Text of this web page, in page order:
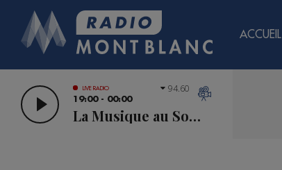
ACCUEIL
LIVE RADIO
19:00 - 00:00
La Musique au Sommet
94.60